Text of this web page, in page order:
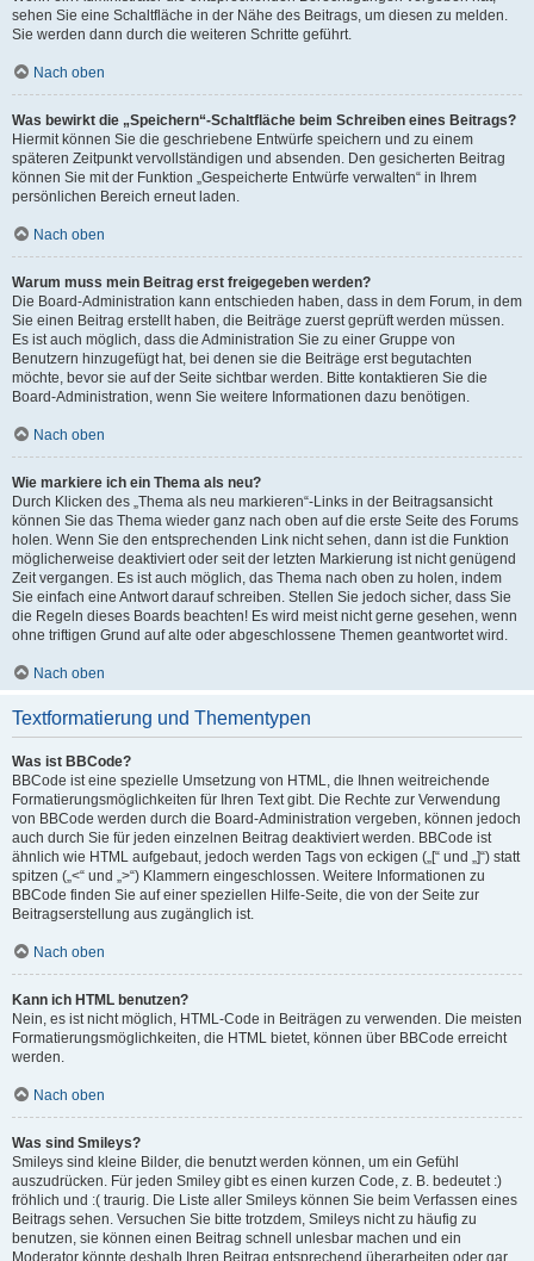
sehen Sie eine Schaltfläche in der Nähe des Beitrags, um diesen zu melden.
Sie werden dann durch die weiteren Schritte geführt.
Nach oben
Was bewirkt die „Speichern“-Schaltfläche beim Schreiben eines Beitrags?
Hiermit können Sie die geschriebene Entwürfe speichern und zu einem
späteren Zeitpunkt vervollständigen und absenden. Den gesicherten Beitrag
können Sie mit der Funktion „Gespeicherte Entwürfe verwalten“ in Ihrem
persönlichen Bereich erneut laden.
Nach oben
Warum muss mein Beitrag erst freigegeben werden?
Die Board-Administration kann entschieden haben, dass in dem Forum, in dem
Sie einen Beitrag erstellt haben, die Beiträge zuerst geprüft werden müssen.
Es ist auch möglich, dass die Administration Sie zu einer Gruppe von
Benutzern hinzugefügt hat, bei denen sie die Beiträge erst begutachten
möchte, bevor sie auf der Seite sichtbar werden. Bitte kontaktieren Sie die
Board-Administration, wenn Sie weitere Informationen dazu benötigen.
Nach oben
Wie markiere ich ein Thema als neu?
Durch Klicken des „Thema als neu markieren“-Links in der Beitragsansicht
können Sie das Thema wieder ganz nach oben auf die erste Seite des Forums
holen. Wenn Sie den entsprechenden Link nicht sehen, dann ist die Funktion
möglicherweise deaktiviert oder seit der letzten Markierung ist nicht genügend
Zeit vergangen. Es ist auch möglich, das Thema nach oben zu holen, indem
Sie einfach eine Antwort darauf schreiben. Stellen Sie jedoch sicher, dass Sie
die Regeln dieses Boards beachten! Es wird meist nicht gerne gesehen, wenn
ohne triftigen Grund auf alte oder abgeschlossene Themen geantwortet wird.
Nach oben
Textformatierung und Thementypen
Was ist BBCode?
BBCode ist eine spezielle Umsetzung von HTML, die Ihnen weitreichende
Formatierungsmöglichkeiten für Ihren Text gibt. Die Rechte zur Verwendung
von BBCode werden durch die Board-Administration vergeben, können jedoch
auch durch Sie für jeden einzelnen Beitrag deaktiviert werden. BBCode ist
ähnlich wie HTML aufgebaut, jedoch werden Tags von eckigen („[“ und „]“) statt
spitzen („<“ und „>“) Klammern eingeschlossen. Weitere Informationen zu
BBCode finden Sie auf einer speziellen Hilfe-Seite, die von der Seite zur
Beitragserstellung aus zugänglich ist.
Nach oben
Kann ich HTML benutzen?
Nein, es ist nicht möglich, HTML-Code in Beiträgen zu verwenden. Die meisten
Formatierungsmöglichkeiten, die HTML bietet, können über BBCode erreicht
werden.
Nach oben
Was sind Smileys?
Smileys sind kleine Bilder, die benutzt werden können, um ein Gefühl
auszudrücken. Für jeden Smiley gibt es einen kurzen Code, z. B. bedeutet :)
fröhlich und :( traurig. Die Liste aller Smileys können Sie beim Verfassen eines
Beitrags sehen. Versuchen Sie bitte trotzdem, Smileys nicht zu häufig zu
benutzen, sie können einen Beitrag schnell unlesbar machen und ein
Moderator könnte deshalb Ihren Beitrag entsprechend überarbeiten oder gar